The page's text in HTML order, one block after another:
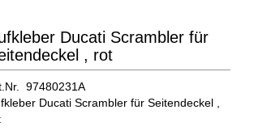
Ducati Scrambler für
, rot
97480231A
Ducati Scrambler für Seitendeckel ,